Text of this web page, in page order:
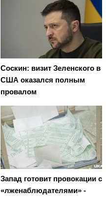
Соскин: визит Зеленского в
США оказался полным
провалом
Запад готовит провокации с
«лженаблюдателями» -